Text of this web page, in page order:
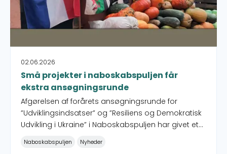
02.06.2026
Små projekter i naboskabspuljen får
ekstra ansøgningsrunde
Afgørelsen af forårets ansøgningsrunde for
”Udviklingsindsatser” og ”Resiliens og Demokratisk
Udvikling i Ukraine” i Naboskabspuljen har givet et
ansøgninger til små projekter op til 150.000 kr. med
Naboskabspuljen Nyheder